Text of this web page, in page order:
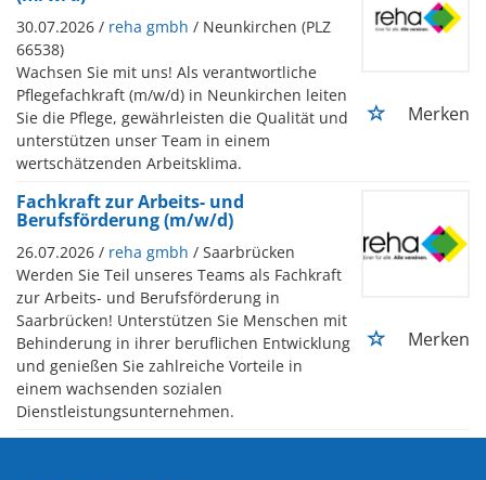
30.07.2026 / reha gmbh / Neunkirchen (PLZ
66538)
Wachsen Sie mit uns! Als verantwortliche
Pflegefachkraft (m/w/d) in Neunkirchen leiten
Sie die Pflege, gewährleisten die Qualität und
unterstützen unser Team in einem
wertschätzenden Arbeitsklima.
Merken
Fachkraft zur Arbeits- und
Berufsförderung (m/w/d)
26.07.2026 / reha gmbh / Saarbrücken
Werden Sie Teil unseres Teams als Fachkraft
zur Arbeits- und Berufsförderung in
Saarbrücken! Unterstützen Sie Menschen mit
Behinderung in ihrer beruflichen Entwicklung
und genießen Sie zahlreiche Vorteile in
einem wachsenden sozialen
Dienstleistungsunternehmen.
Merken